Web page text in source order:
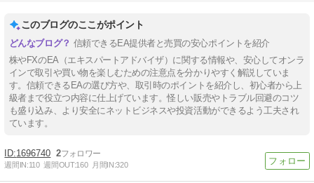
このブログのここがポイント
信頼できるEA提供者と売買の安心ポイントを紹介
株やFXのEA（エキスパートアドバイザ）に関する情報や、安心してオンラ
インで取引や買い物を楽しむための注意点を分かりやすく解説していま
す。信頼できるEAの選び方や、取引時のポイントを紹介し、初心者から上
級者まで役立つ内容に仕上げています。怪しい販売やトラブル回避のコツ
も盛り込み、より安全にネットビジネスや投資活動ができるよう工夫され
ています。
1696740 2
週間IN:110 週間OUT:160 月間IN:320